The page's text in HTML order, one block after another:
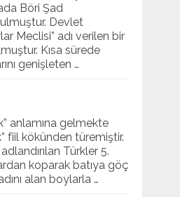
Böri Şad
Devlet
Meclisi” adı verilen bir
Kısa sürede
genişleten …
anlamına gelmekte
fiil kökünden türemiştir.
Türkler 5.
koparak batıya göç
alan boylarla …